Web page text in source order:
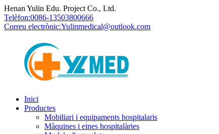
Henan Yulin Edu. Project Co., Ltd.
Telèfon:0086-13503800666
Correu electrònic:Yulinmedical@outlook.com
Inici
Productes
Mobiliari i equipaments hospitalaris
Màquines i eines hospitalàries